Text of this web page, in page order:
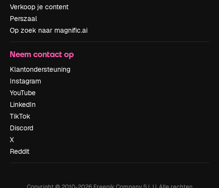
Verkoop je content
Perszaal
Op zoek naar magnific.ai
Neem contact op
Klantondersteuning
Instagram
YouTube
LinkedIn
TikTok
Discord
X
Reddit